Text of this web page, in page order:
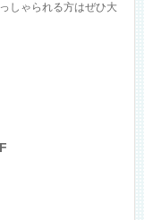
しゃられる方はぜひ大